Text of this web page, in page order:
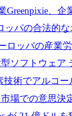
レーティング
で 4,000 万ド
Greenpixie、企
無駄を削減する
ッパの合法的
構築するため
ロッパの産業
140 万ユーロ
ソフトウェア
シードを提供
技術でアルコ
万ユーロを
市場での意思決
ジェンス層を